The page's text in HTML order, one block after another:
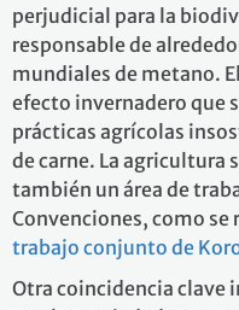
perjudicial para la
responsable de
mundiales de metano.
efecto invernadero que
prácticas agrícolas
de carne. La agricultura
también un área de
Convenciones, como se
trabajo conjunto de
Otra coincidencia clave